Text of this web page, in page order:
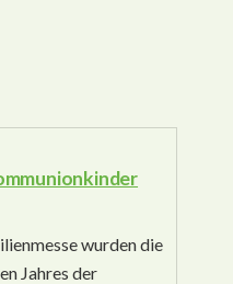
wurden die
Jahres der